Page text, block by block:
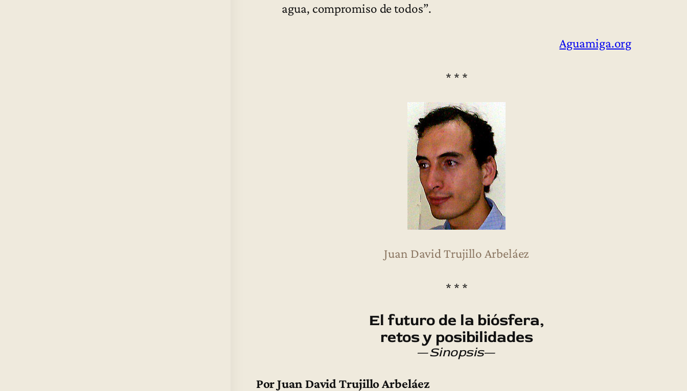
agua, compromiso de todos”.
Aguamiga.org
* * *
Juan David Trujillo Arbeláez
* * *
El futuro de la biósfera,
retos y posibilidades
—Sinopsis—
Por Juan David Trujillo Arbeláez